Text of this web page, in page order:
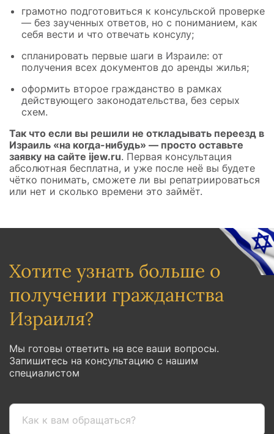
грамотно подготовиться к консульской проверке
— без заученных ответов, но с пониманием, как
себя вести и что отвечать консулу;
спланировать первые шаги в Израиле: от
получения всех документов до аренды жилья;
оформить второе гражданство в рамках
действующего законодательства, без серых
схем.
Так что если вы решили не откладывать переезд в
Израиль «на когда-нибудь» — просто оставьте
заявку на сайте ijew.ru. Первая консультация
абсолютная бесплатна, и уже после неё вы будете
чётко понимать, сможете ли вы репатриироваться
или нет и сколько времени это займёт.
Хотите узнать больше о
получении гражданства
Израиля?
Мы готовы ответить на все ваши вопросы.
Запишитесь на консультацию с нашим
специалистом